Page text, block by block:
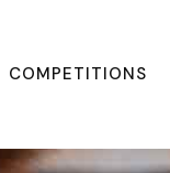
COMPETITIONS